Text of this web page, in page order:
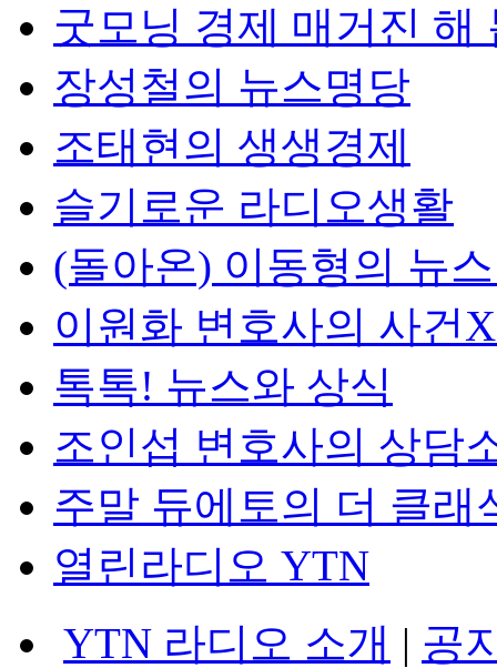
굿모닝 경제 매거진 해
장성철의 뉴스명당
조태현의 생생경제
슬기로운 라디오생활
(돌아온) 이동형의 뉴
이원화 변호사의 사건
톡톡! 뉴스와 상식
조인섭 변호사의 상담
주말 듀에토의 더 클래
열린라디오 YTN
YTN 라디오 소개 | 공